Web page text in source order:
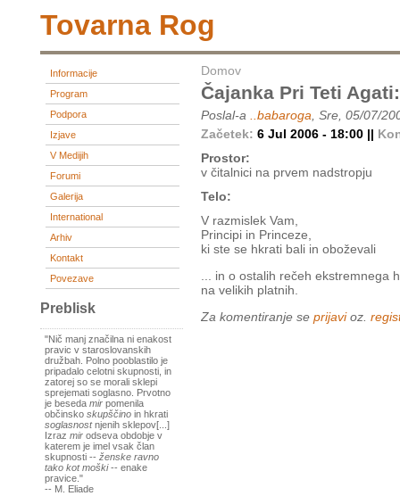
Tovarna Rog
Informacije
Program
Podpora
Izjave
V Medijih
Forumi
Galerija
International
Arhiv
Kontakt
Povezave
Preblisk
"Nič manj značilna ni enakost
pravic v staroslovanskih
družbah. Polno pooblastilo je
pripadalo celotni skupnosti, in
zatorej so se morali sklepi
sprejemati soglasno. Prvotno
je beseda mir pomenila
občinsko skupščino in hkrati
soglasnostnjenih sklepov[...]
Izraz mir odseva obdobje v
katerem je imel vsak član
skupnosti -- ženske ravno
tako kot moški-- enake
pravice."
-- M. Eliade
Domov
Čajanka Pri Teti
Poslal-a ..babaroga , Sre, 05/07/
Začetek: 6 Jul 2006 - 18:00 ||
Prostor:
v čitalnici na prvem nadstropju
Telo:
V razmislek Vam,
Principi in Princeze,
ki ste se hkrati bali in oboževali
... in o ostalih rečeh ekstremnega
na velikih platnih.
Za komentiranje se prijavioz.